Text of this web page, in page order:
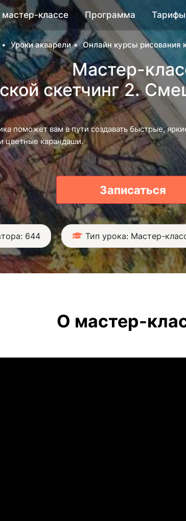
классе Программа Тарифы
Уроки акварели Онлайн курсы рисования
Мастер-
скетчинг 2.
поможет вам в пути создавать быстрые,
цветные карандаши.
Записаться
644 Тип урока: Мастер-
О мастер-